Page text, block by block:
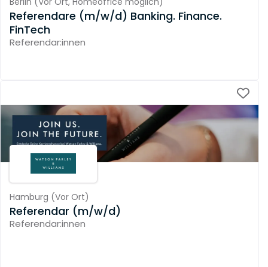
Referendare (m/w/d) Banking. Finance.
FinTech
Referendar:innen
Hamburg (Vor Ort)
Referendar (m/w/d)
Referendar:innen